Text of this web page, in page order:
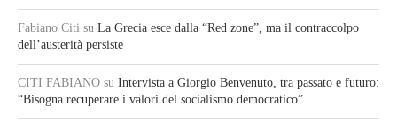
Fabiano Citi su La Grecia esce dalla “Red zone”, ma il contraccolpo
dell’austerità persiste
CITI FABIANO su Intervista a Giorgio Benvenuto, tra passato e futuro:
“Bisogna recuperare i valori del socialismo democratico”